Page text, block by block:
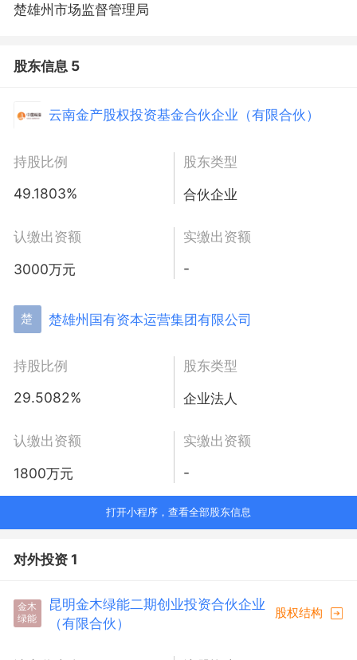
楚雄州市场监督管理局
股东信息 5
云南金产股权投资基金合伙企业（有限合伙）
持股比例
49.1803%
股东类型
合伙企业
认缴出资额
3000万元
实缴出资额
-
楚 楚雄州国有资本运营集团有限公司
持股比例
29.5082%
股东类型
企业法人
认缴出资额
1800万元
实缴出资额
-
打开小程序，查看全部股东信息
对外投资 1
金木
绿能
昆明金木绿能二期创业投资合伙企业
（有限合伙）
股权结构